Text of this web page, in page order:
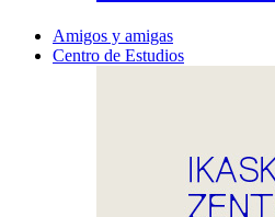
Amigos y amigas
Centro de Estudios